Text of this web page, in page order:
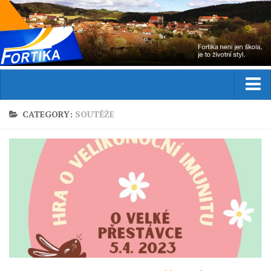
Obor
Přijímací řízení
Praxe
Zahraniční stáže
Kurzy
CATEGORY: SOUTĚŽE